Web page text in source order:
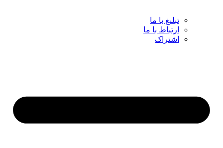
تبلیغ با ما
ارتباط با ما
اشتراک